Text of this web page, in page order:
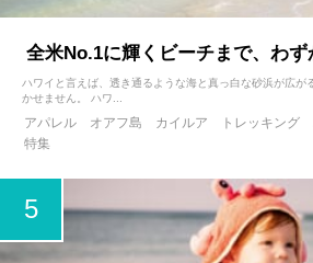
全米No.1に輝くビーチまで、わず
ハワイと言えば、透き通るような海と真っ白な砂浜が広が
かせません。 ハワ...
アパレル オアフ島 カイルア トレッキング
特集